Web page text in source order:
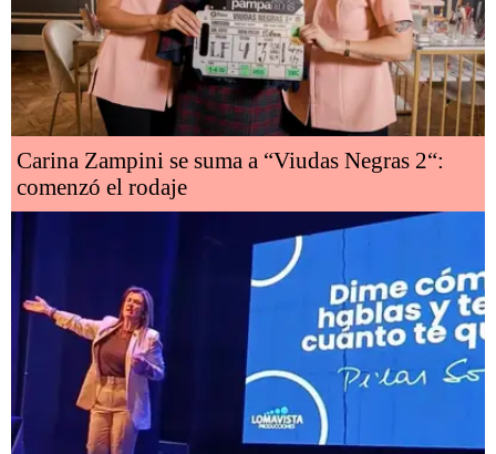
Carina Zampini se suma a “Viudas Negras 2“:
comenzó el rodaje